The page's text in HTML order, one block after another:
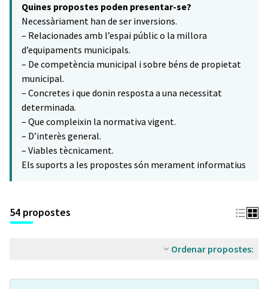
−
Quines propostes poden presentar-se?
Necessàriament han de ser inversions.
– Relacionades amb l’espai públic o la millora
d’equipaments municipals.
– De competència municipal i sobre béns de propietat
municipal.
– Concretes i que donin resposta a una necessitat
determinada.
– Que compleixin la normativa vigent.
– D’interès general.
– Viables tècnicament.
Els suports a les propostes són merament informatius
54 propostes
Ordenar propostes: